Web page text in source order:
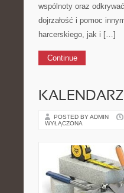
wspólnoty oraz
dojrzałość i pomoc
harcerskiego, jak i […]
Continue
POSTED BY ADMIN
WYŁĄCZONA